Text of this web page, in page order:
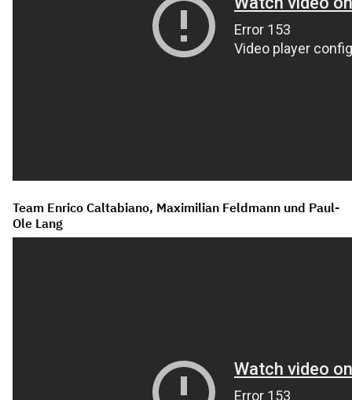
Team Enrico Caltabiano, Maximilian Feldmann und Paul-
Ole Lang